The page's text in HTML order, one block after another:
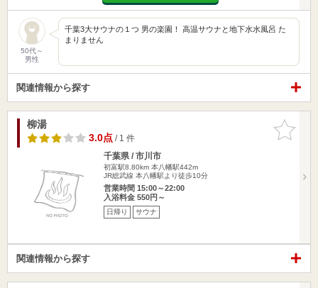
50代～
男性
千葉3大サウナの１つ 男の楽園！ 高温サウナと地下水水風呂 た
まりません
関連情報から探す
お気に入
りに追加
柳湯
3.0点/ 1 件
千葉県 / 市川市
初富駅8.80km 本八幡駅442m
JR総武線 本八幡駅より徒歩10分
営業時間 15:00～22:00
入浴料金 550円～
日帰り サウナ
関連情報から探す